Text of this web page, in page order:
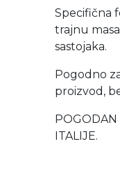
Specifična
trajnu
sastojaka.
Pogodno
proizvod,
ITALIJE.